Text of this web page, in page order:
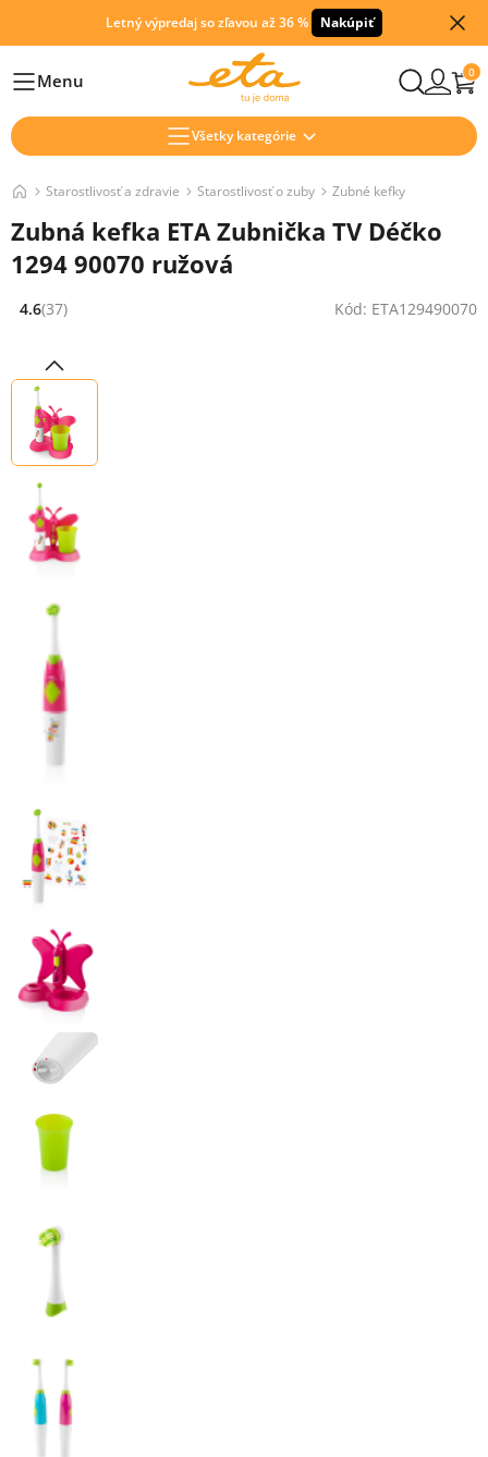
Letný výpredaj so zľavou až 36 % Nakúpiť
HlavníMenu 0
Všetky kategórie
Starostlivosť a zdravie Starostlivosť o zuby Zubné kefky
Zubná kefka ETA Zubnička TV Déčko
1294 90070 ružová
Hodnocení: 4.6 z 5 (37 recenzí)
4.6(37) Kód: ETA129490070